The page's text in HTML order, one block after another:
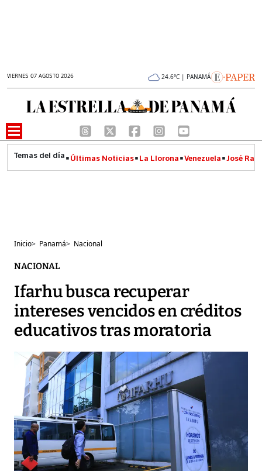
VIERNES 07 AGOSTO 2026 24.6°C | PANAMÁ
Últimas Noticias La Llorona Venezuela José
Inicio> Panamá> Nacional
NACIONAL
Ifarhu busca recuperar
intereses vencidos en créditos
educativos tras moratoria